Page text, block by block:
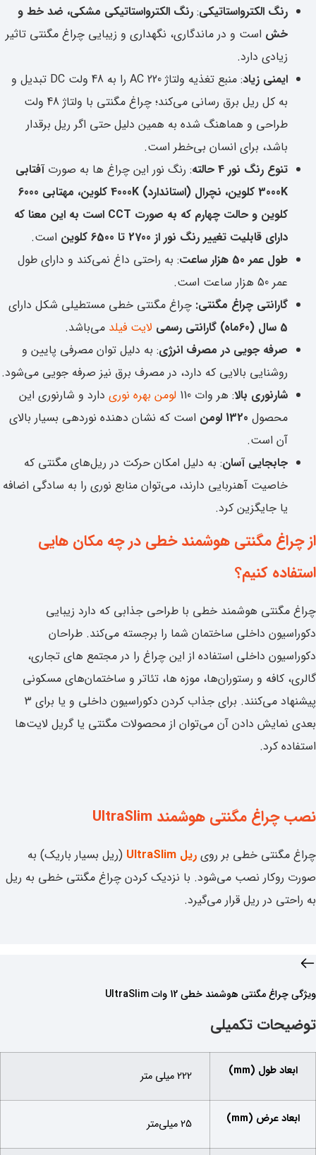
رنگ الکترواستاتیکی: رنگ الکترواستاتیکی مشکی، ضد خط و
خش است و در ماندگاری، نگهداری و زیبایی چراغ مگنتی تاثیر
زیادی دارد.
ایمنی زیاد
: منبع تغذیه ولتاژ 220 AC را به 48 ولت DC تبدیل و
به کل ریل برق رسانی می‌کند؛ چراغ مگنتی با ولتاژ 48 ولت
طراحی و هماهنگ شده به همین دلیل حتی اگر ریل برقدار
باشد، برای انسان بی‌خطر است.
تنوع رنگ نور 4 حالته
: رنگ نور این چراغ ها به صورتآفتابی
3000K کلوین،
نچرال (استاندارد) 4000K کلوین، مهتابی 6000
کلوین و حالت چهارم که به صورت CCT است به این معنا که
دارای قابلیت تغییر رنگ نور از 2700 تا 6500 کلوین
است.
طول عمر 50 هزار ساعت
: به راحتی داغ نمی‌کند و دارای طول
عمر 50 هزار ساعت است.
گارانتی چراغ مگنتی: چراغ مگنتی خطی مستطیلی شکل دارای
5 سال (60ماه) گارانتی رسمی
لایت فیلد می‌باشد.
صرفه جویی در مصرف انرژی: به دلیل توان مصرفی پایین و
روشنایی بالایی که دارد، در مصرف برق نیز صرفه جویی می‌شود.
شارنوری بالا: هر وات 110 لومن بهره نوری دارد و شارنوری این
محصول 1320 لومن
است که نشان دهنده نوردهی بسیار بالای
آن است.
جابجایی آسان: به دلیل امکان حرکت در ریل‌های مگنتی که
خاصیت آهنربایی دارند، می‌توان منابع نوری را به سادگی اضافه
یا جایگزین کرد.
از چراغ مگنتی هوشمند خطی در چه مکان هایی
استفاده کنیم؟
چراغ مگنتی هوشمند خطی با طراحی جذابی که دارد زیبایی
دکوراسیون داخلی ساختمان شما را برجسته می‌کند. طراحان
دکوراسیون داخلی استفاده از این چراغ را در مجتمع های تجاری،
گالری، کافه و رستوران‌ها، موزه ها، تئاتر و ساختمان‌های مسکونی
پیشنهاد می‌کنند. برای جذاب کردن دکوراسیون داخلی و یا برای 3
بعدی نمایش دادن آن می‌توان از محصولات مگنتی یا گریل لایت‌ها
استفاده کرد.
نصب چراغ مگنتی هوشمند UltraSlim
چراغ مگنتی خطی بر روی ریل UltraSlim
(ریل بسیار باریک) به
صورت روکار نصب می‌شود. با نزدیک کردن چراغ مگنتی خطی به ریل
به راحتی در ریل قرار می‌گیرد.
ویژگی‌ چراغ مگنتی هوشمند خطی 12 وات UltraSlim
توضیحات تکمیلی
ابعاد طول (mm) 222 میلی متر
ابعاد عرض (mm) 25 میلی‌متر